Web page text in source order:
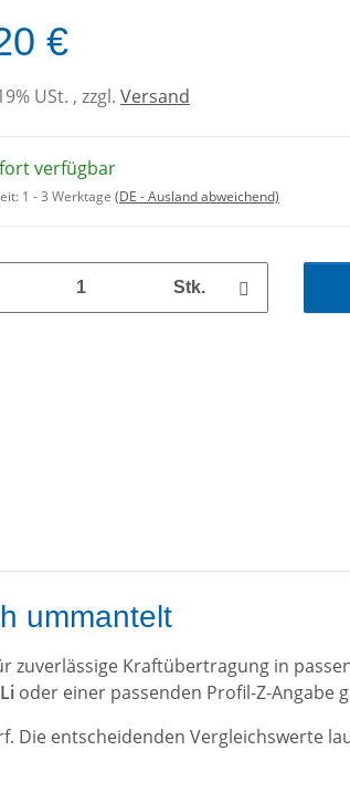
€
USt. , zzgl. Versand
verfügbar
1 - 3 Werktage (DE - Ausland abweichend)
Stk.
ummantelt
zuverlässige Kraftübertragung in
oder einer passenden Profil-Z-Angabe
Die entscheidenden Vergleichswerte